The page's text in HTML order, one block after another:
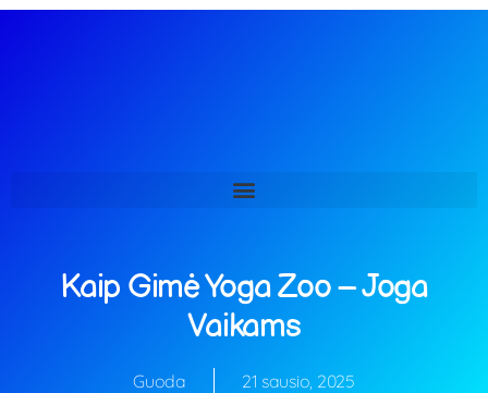
Kaip Gimė Yoga Zoo – Joga
Vaikams
Guoda 21 sausio, 2025